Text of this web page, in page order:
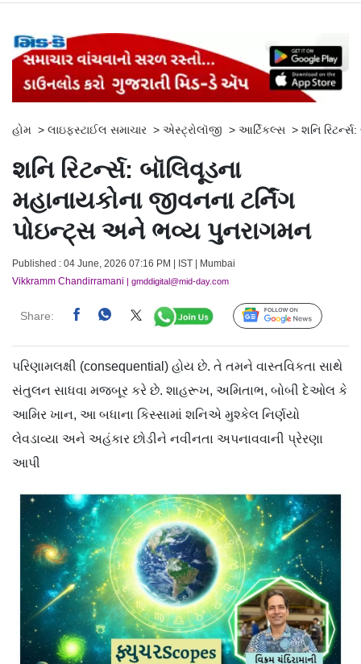
હોમ > લાઇફસ્ટાઈલ સમાચાર > એસ્ટ્રોલૉજી > આર્ટિકલ્સ > શનિ
શનિ રિટર્ન્સ: બૉલિવૂડના
મહાનાયકોના જીવનના ટર્નિંગ
પોઇન્ટ્સ અને ભવ્ય પુનરાગમન
Published : 04 June, 2026 07:16 PM | IST | Mumbai
Vikkramm Chandirramani | gmddigital@mid-day.com
Share: Follow Us
પરિણામલક્ષી (consequential) હોય છે. તે તમને વાસ્તવિકતા સાથે
સંતુલન સાધવા મજબૂર કરે છે. શાહરૂખ, અમિતાભ, બોબી દેઓલ કે
આમિર ખાન, આ બધાના કિસ્સામાં શનિએ મુશ્કેલ નિર્ણયો
લેવડાવ્યા અને અહંકાર છોડીને નવીનતા અપનાવવાની પ્રેરણા
આપી